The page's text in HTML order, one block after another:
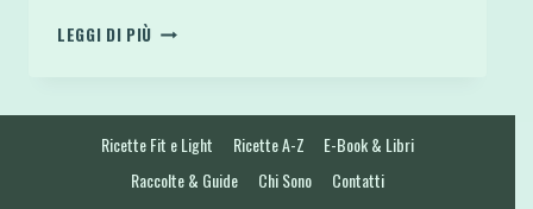
LEGGI DI PIÙ RISOTTO
PROTEICO
SENZA
Ricette Fit e Light Ricette A-Z
E-Book & Libri
Raccolte & Guide
Chi Sono Contatti